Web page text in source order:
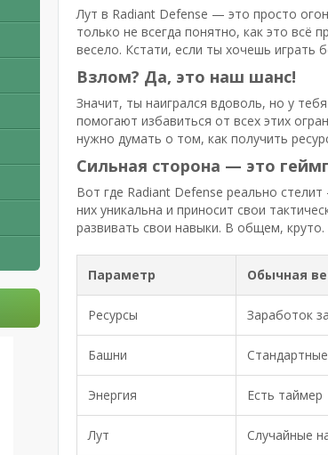
Лут в Radiant Defense — это просто
только не всегда понятно, как это всё
весело. Кстати, если ты хочешь играть
Взлом? Да, это наш шанс!
Значит, ты наигрался вдоволь, но у
помогают избавиться от всех этих
нужно думать о том, как получить
Сильная сторона — это
Вот где Radiant Defense реально
них уникальна и приносит свои
развивать свои навыки. В общем,
Параметр Обычная
Ресурсы Заработок
Башни
Энергия Есть таймер
Лут Случайные